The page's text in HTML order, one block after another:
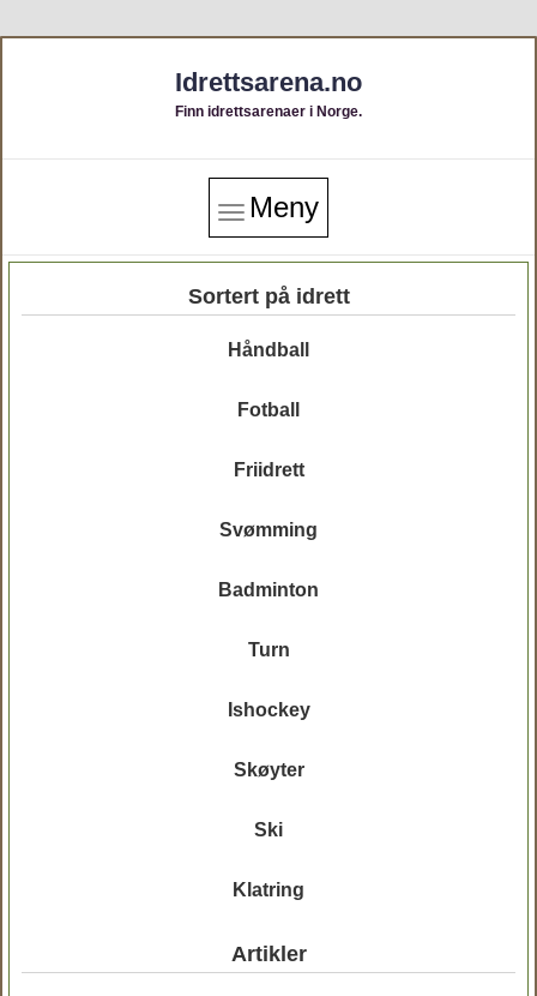
Idrettsarena.no
Finn idrettsarenaer i Norge.
Meny
Sortert på idrett
Håndball
Fotball
Friidrett
Svømming
Badminton
Turn
Ishockey
Skøyter
Ski
Klatring
Artikler